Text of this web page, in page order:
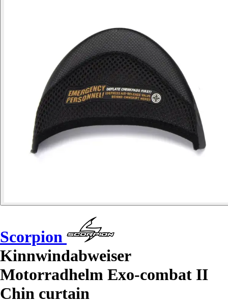
Scorpion
Kinnwindabweiser
Motorradhelm Exo-combat II
Chin curtain